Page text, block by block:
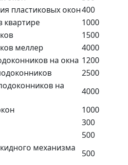
пластиковых окон400
квартире
1000
1500
меллер
4000
на окна 1200
2500
на
4000
1000
300
500
механизма
500